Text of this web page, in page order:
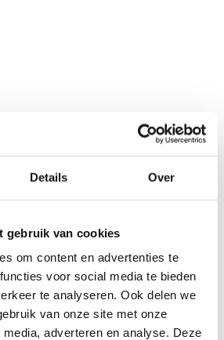
Details Over
gebruik van cookies
om content en advertenties te
voor social media te bieden
te analyseren. Ook delen we
van onze site met onze
adverteren en analyse. Deze